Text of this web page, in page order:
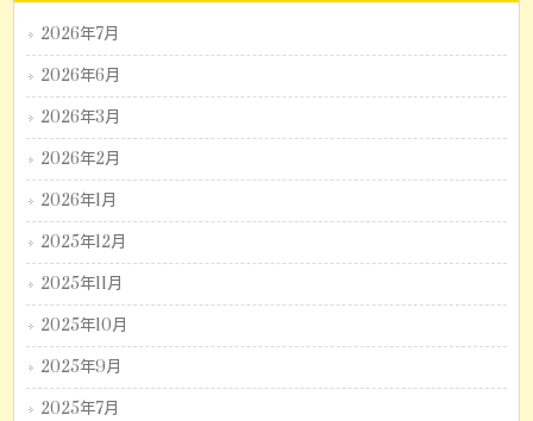
2026年7月
2026年6月
2026年3月
2026年2月
2026年1月
2025年12月
2025年11月
2025年10月
2025年9月
2025年7月